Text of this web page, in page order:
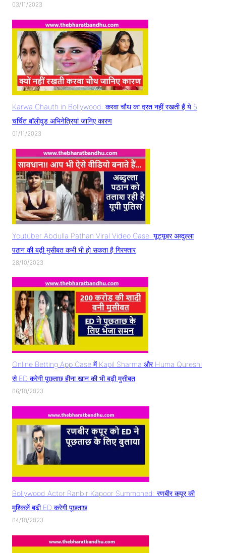
03/11/2023
Karwa Chauth in Bollywood: करवा चौथ का व्रत नहीं रखती हैं ये 5
चर्चित बॉलीवुड अभिनेत्रियां जानिए कारण
01/11/2023
Youtuber Abdulla Pathan Viral Video Case: यूट्यूबर अब्दुल्ला
पठान की बढ़ी मुसीबत कभी भी हो सकता है गिरफ्तार
28/10/2023
Online Betting App Case में Kapil Sharma और Huma Qureshi
से ED करेगी पूछताछ हीना खान की भी बढ़ी मुसीबत
06/10/2023
Bollywood Actor Ranbir Kapoor Summoned: रणबीर कपूर की
मुश्किलें बढ़ी ED करेगी पूछताछ
04/10/2023